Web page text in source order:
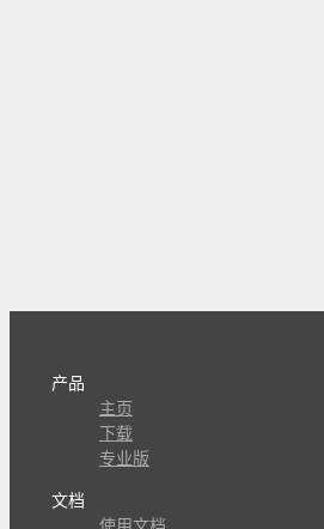
产品
主页
下载
专业版
文档